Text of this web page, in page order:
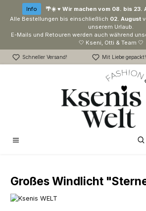
Zum Hauptinhalt springen
Info
🌴☀️ ♥ Wir machen vom 08. bis 23.
Alle Bestellungen bis einschließlich 02. August
unserem Urlaub.
E-Mails und Retouren werden auch während
🤍 Kseni, Otti & Team 🤍
Schneller Versand! Mit Liebe gepackt!
Großes Windlicht